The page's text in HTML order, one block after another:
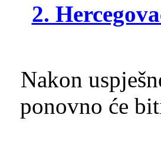
2.
Nakon
ponovno će